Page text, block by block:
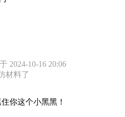
2024-10-16 20:06
材料了
你这个小黑黑！